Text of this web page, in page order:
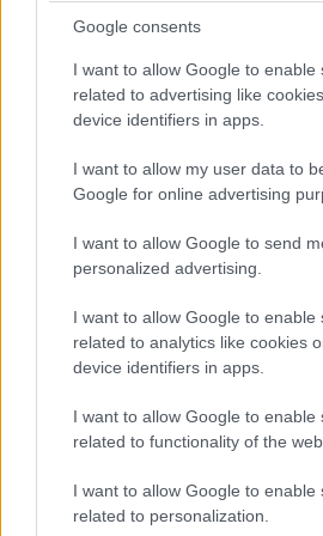
Google consents
I want to allow Google to enable
related to advertising like
device identifiers in apps.
I want to allow my user data to
Google for online advertising
I want to allow Google to send
personalized advertising.
I want to allow Google to enable
related to analytics like cookies
device identifiers in apps.
I want to allow Google to enable
related to functionality of the
I want to allow Google to enable
related to personalization.
ξανά, να γίνει
Σε παρέμβαση του ο
του ΣΥΡΙΖΑ, Διονύσης
δεν δόθηκαν επαρκείς και
σχετικά με την ευθύνη του σε
της διαμόρφωσης του χώρου.
«Οι αρμόδιοι που συμμετείχαν
αποφάσισαν για τις παρεμβάσεις
συντονιστικό; Όχι. Το
αναφέρετε. Διαμόρφωσαν τον
ανάγκες που υπήρχαν.
δύσκολο επιχειρησιακά έργο
πιστεύετε αυτό και θεωρείτε ότι